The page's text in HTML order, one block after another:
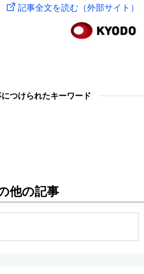
公式SNS
記事全文を読む（外部サイト）
つけられたキーワード
他の記事